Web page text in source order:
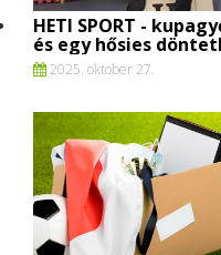
HETI SPORT -
és egy hősies
2025. oktober 27.